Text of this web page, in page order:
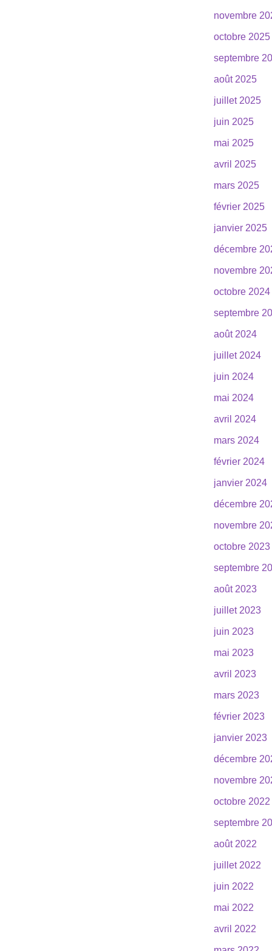
novembre
octobre 2025
septembre
août 2025
juillet 2025
juin 2025
mai 2025
avril 2025
mars 2025
février 2025
janvier 2025
décembre
novembre
octobre 2024
septembre
août 2024
juillet 2024
juin 2024
mai 2024
avril 2024
mars 2024
février 2024
janvier 2024
décembre
novembre
octobre 2023
septembre
août 2023
juillet 2023
juin 2023
mai 2023
avril 2023
mars 2023
février 2023
janvier 2023
décembre
novembre
octobre 2022
septembre
août 2022
juillet 2022
juin 2022
mai 2022
avril 2022